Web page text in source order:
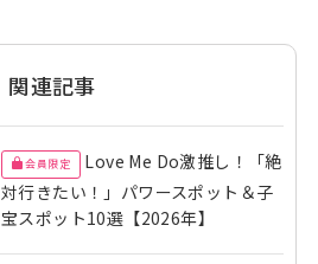
関連記事
会員限定
Love Me Do激推し！「絶
対行きたい！」パワースポット＆子
宝スポット10選【2026年】